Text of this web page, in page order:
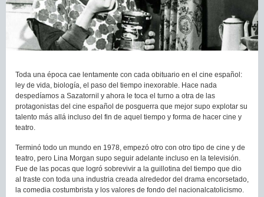
Toda una época cae lentamente con cada obituario en el cine español:
ley de vida, biología, el paso del tiempo inexorable. Hace nada
despedíamos a Sazatornil y ahora le toca el turno a otra de las
protagonistas del cine español de posguerra que mejor supo explotar su
talento más allá incluso del fin de aquel tiempo y forma de hacer cine y
teatro.
Terminó todo un mundo en 1978, empezó otro con otro tipo de cine y de
teatro, pero Lina Morgan supo seguir adelante incluso en la televisión.
Fue de las pocas que logró sobrevivir a la guillotina del tiempo que dio
al traste con toda una industria creada alrededor del drama encorsetado,
la comedia costumbrista y los valores de fondo del nacionalcatolicismo.